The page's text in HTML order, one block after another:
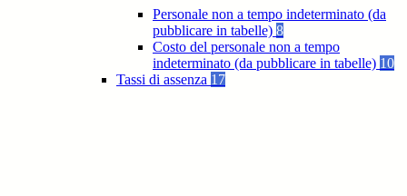
Personale non a tempo indeterminato (da
pubblicare in tabelle) 8
Costo del personale non a tempo
indeterminato (da pubblicare in tabelle) 10
Tassi di assenza 17